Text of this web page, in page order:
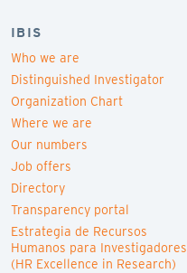
IBIS
Who we are
Distinguished Investigator
Organization Chart
Where we are
Our numbers
Job offers
Directory
Transparency portal
Estrategia de Recursos
Humanos para Investigadores
(HR Excellence in Research)